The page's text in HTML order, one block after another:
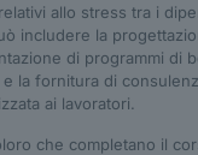
allo stress tra i
includere la
di programmi di
e la fornitura di
ai lavoratori.
che completano il